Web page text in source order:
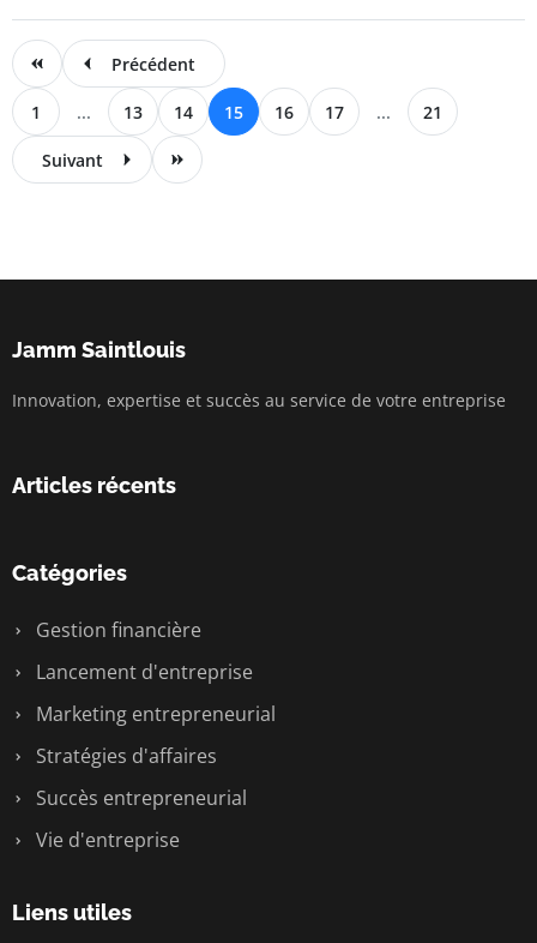
Précédent
1 ... 13 14 15 16 17 ... 21
Suivant
Jamm Saintlouis
Innovation, expertise et succès au service de votre entreprise
Articles récents
Catégories
Gestion financière
Lancement d'entreprise
Marketing entrepreneurial
Stratégies d'affaires
Succès entrepreneurial
Vie d'entreprise
Liens utiles